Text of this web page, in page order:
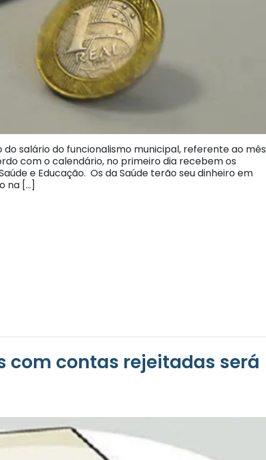
salário do funcionalismo municipal, referente ao mês
com o calendário, no primeiro dia recebem os
e Educação. Os da Saúde terão seu dinheiro em
na […]
com contas rejeitadas será